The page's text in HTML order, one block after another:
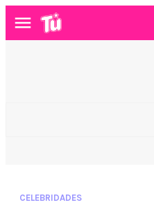
Menú
CELEBRIDADES